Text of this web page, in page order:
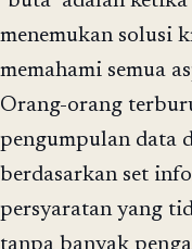
menemukan solusi
memahami semua
Orang-orang
pengumpulan data
berdasarkan set
persyaratan yang
tanpa banyak